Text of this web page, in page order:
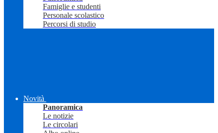
Famiglie e studenti
Personale scolastico
Percorsi di studio
Novità
Panoramica
Le notizie
Le circolari